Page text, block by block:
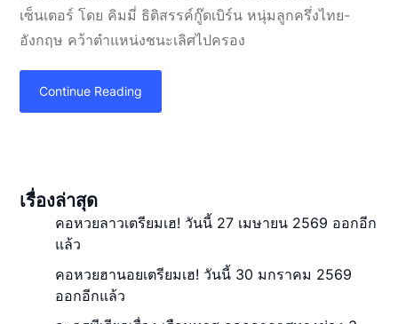
เซ็นเตอร์ โดย คิมมี่ ธิติสรรค์กู๊ดเบิร์น หนุ่มลูกครึ่งไทย-
อังกฤษ คว้าตำแหน่งชนะเลิศไปครอง
Continue Reading
เรื่องล่าสุด
คอหวยลาวเตรียมเฮ! วันนี้ 27 เมษายน 2569 ออกอีก
แล้ว
คอหวยฮานอยเตรียมเฮ! วันนี้ 30 มกราคม 2569
ออกอีกแล้ว